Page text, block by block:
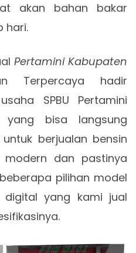
akan bahan bakar
hari.
Pertamini Kabupaten
Terpercaya hadir
SPBU Pertamini
bisa langsung
berjualan bensin
dan pastinya
pilihan model
yang kami jual